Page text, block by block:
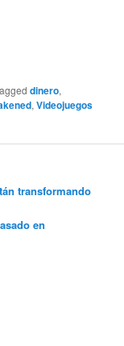
dinero,
,Videojuegos
transformando
en